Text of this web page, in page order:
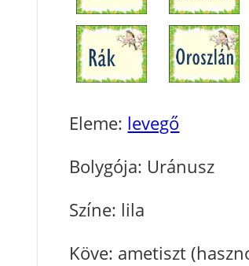
Eleme: levegő
Bolygója: Uránusz
Színe: lila
Köve: ametiszt